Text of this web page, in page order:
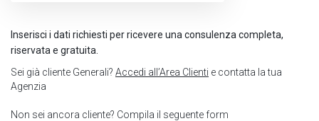
Inserisci i dati richiesti per ricevere una consulenza completa,
riservata e gratuita.
Sei già cliente Generali? Accedi all’Area Clienti e contatta la tua
Agenzia
Non sei ancora cliente? Compila il seguente form